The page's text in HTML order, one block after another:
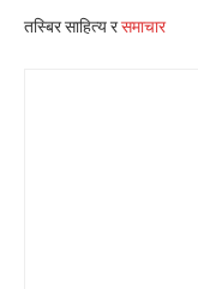
तस्बिर साहित्य रसमाचार